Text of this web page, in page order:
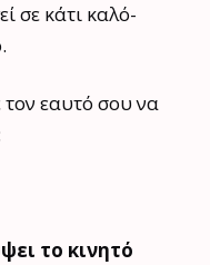
σε κάτι καλό-
τον εαυτό σου να
το κινητό